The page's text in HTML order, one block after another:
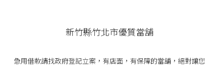
新竹縣竹北市優質當舖
急用借款請找政府登記立案，有店面，有保障的當舖，絕對讓您